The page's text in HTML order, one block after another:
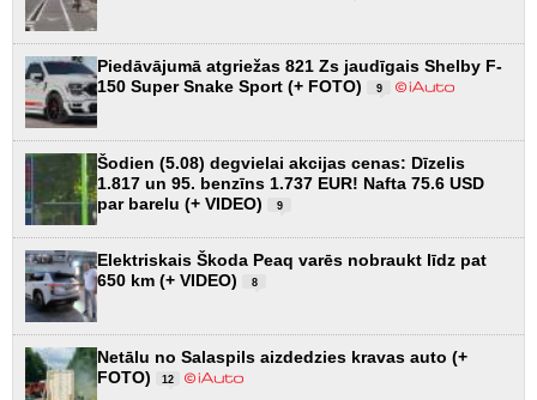
Piedāvājumā atgriežas 821 Zs jaudīgais Shelby F-
150 Super Snake Sport (+ FOTO)
9
Šodien (5.08) degvielai akcijas cenas: Dīzelis
1.817 un 95. benzīns 1.737 EUR! Nafta 75.6 USD
par barelu (+ VIDEO)
9
Elektriskais Škoda Peaq varēs nobraukt līdz pat
650 km (+ VIDEO)
8
Netālu no Salaspils aizdedzies kravas auto (+
FOTO)
12